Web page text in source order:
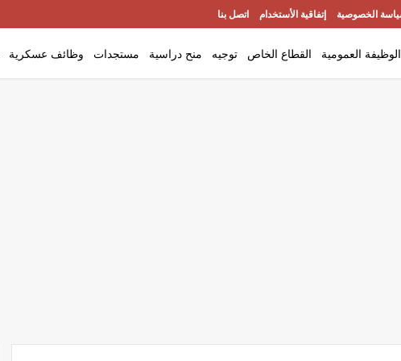
الخصوصية إتفاقية الأستخدام اتصل بنا
الوظيفة العمومية القطاع الخاص توجيه منح دراسية مستجدات وظائف عسكرية